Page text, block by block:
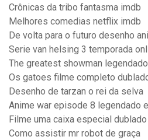
Crônicas da tribo fantasma imdb
Melhores comedias netflix imdb
De volta para o futuro desenho
Serie van helsing 3 temporada
The greatest showman
Os gatoes filme completo
Desenho de tarzan o rei da selva
Anime war episode 8 legendado
Filme uma caixa especial dublado
Como assistir mr robot de graça